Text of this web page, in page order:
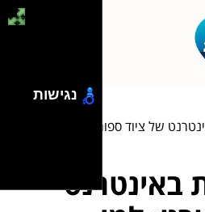
של ציוד ספורט: למי מתאים
באינטרנט
נגישות